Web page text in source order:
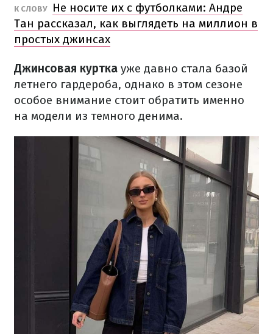
К СЛОВУ
Не носите их с футболками: Андре
Тан рассказал, как выглядеть на миллион в
простых джинсах
Джинсовая куртка уже давно стала базой
летнего гардероба, однако в этом сезоне
особое внимание стоит обратить именно
на модели из темного денима.